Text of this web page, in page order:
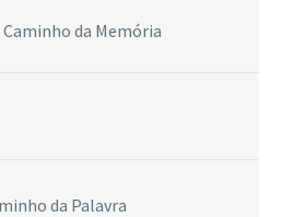
da Memória
da Palavra